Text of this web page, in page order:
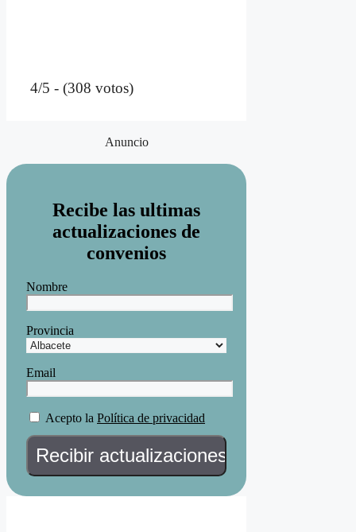
4/5 - (308 votos)
Anuncio
Recibe las ultimas
actualizaciones de
convenios
Nombre
Provincia
Email
Acepto la Política de privacidad